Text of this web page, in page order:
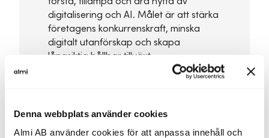
Denna webbplats använder cookies
Almi AB använder cookies för att anpassa innehåll och
digitalisering och AI. Målet är att stärka
företagens konkurrenskraft, minska
digitalt utanförskap och skapa
långsiktig hållbar tillväxt.